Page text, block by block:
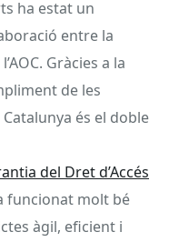
ha estat un
entre la
Gràcies a la
de les
és el doble
del Dret d’Accés
funcionat molt bé
àgil, eficient i